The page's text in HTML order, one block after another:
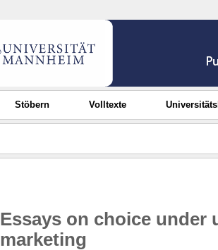
Stöbern Volltexte
Essays on choice under
marketing